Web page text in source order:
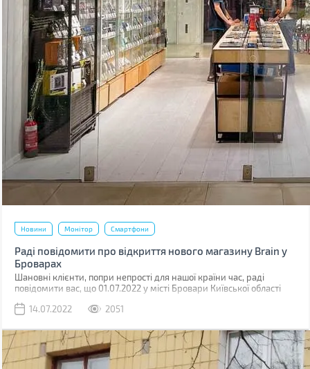
Новини Монітор Смартфони
Раді повідомити про відкриття нового магазину Brain у
Броварах
Шановні клієнти, попри непрості для нашої країни час, раді
повідомити вас, що 01.07.2022 у місті Бровари Київської області
14.07.2022
2051